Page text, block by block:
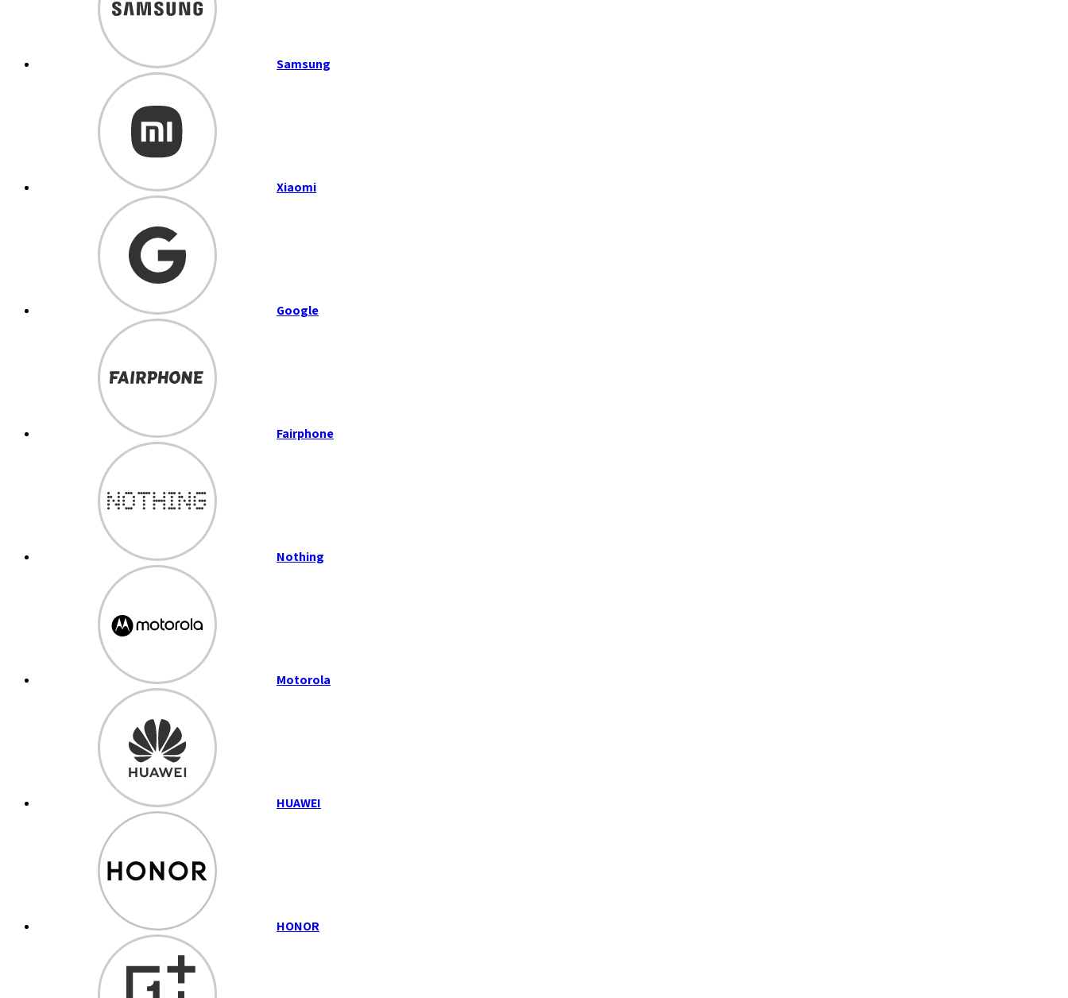
Samsung
Xiaomi
Google
Fairphone
Nothing
Motorola
HUAWEI
HONOR